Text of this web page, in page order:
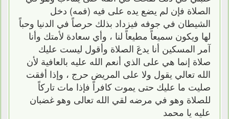
الصلاة فإن لم يضع يده على فيه (فمه) دخل
الشيطان في جوفه فيزداد بذلك حرصاً في الدنيا وحباً
لها ويكون سميعاً مطيعاً لنا ، وأي سعادة لأمتك وأنا
آمر المسكين أنا يدعَ الصلاة وأقول ليست عليك
صلاة إنما هي على الذي أنعم الله عليه بالعافية لأن
الله تعالي يقول ولا على المريض حرج ، وإذا أفقت
صليت ما عليك حتى يموت كافراً فإذا مات تاركاً
للصلاة وهو في مرضه لقي الله تعالى وهو غضبان
عليه يا محمد